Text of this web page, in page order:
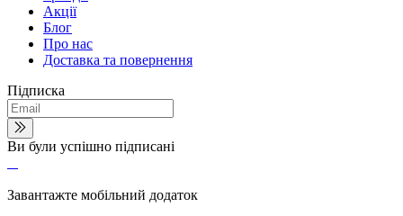
Акції
Блог
Про нас
Доставка та повернення
Підписка
Ви були успішно підписані
Завантажте мобільний додаток